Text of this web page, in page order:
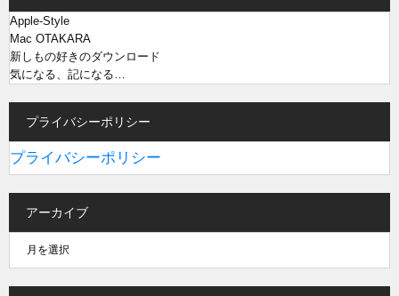
Apple-Style
Mac OTAKARA
新しもの好きのダウンロード
気になる、記になる…
プライバシーポリシー
プライバシーポリシー
アーカイブ